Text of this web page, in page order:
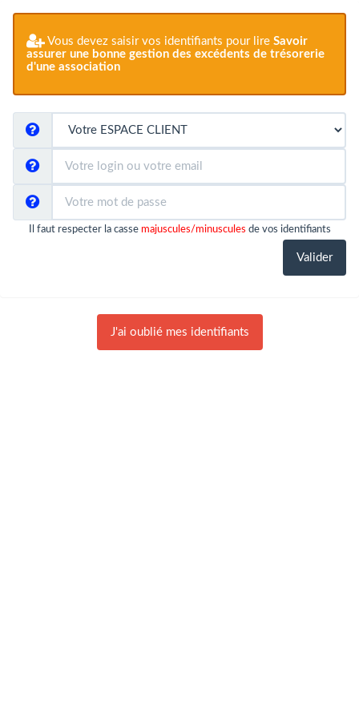
Vous devez saisir vos identifiants pour lire Savoir
assurer une bonne gestion des excédents de trésorerie
d'une association
Il faut respecter la casse majuscules/minuscules de vos identifiants
J'ai oublié mes identifiants